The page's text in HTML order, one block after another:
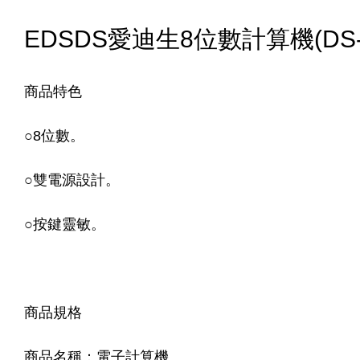
EDSDS愛迪生8位數計算機
商品特色
○8位數。
○雙電源設計。
○按鍵靈敏。
商品規格
商品名稱：電子計算機